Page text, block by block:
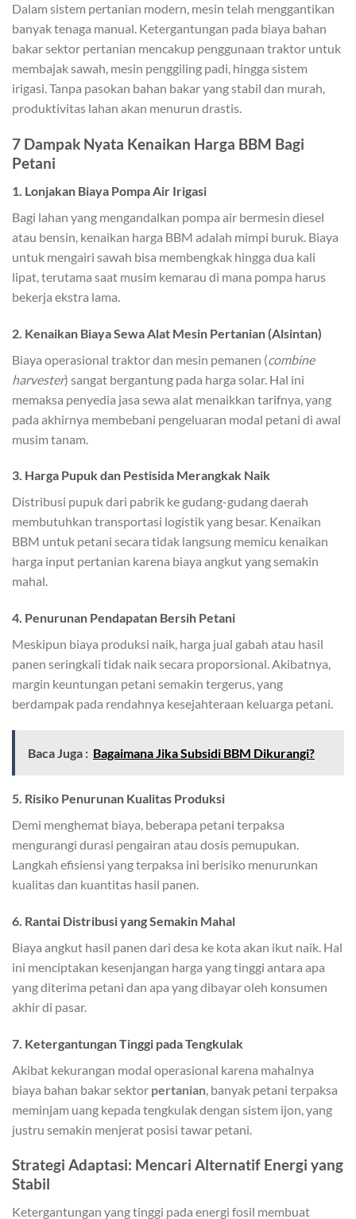
Dalam sistem pertanian modern, mesin telah menggantikan
banyak tenaga manual. Ketergantungan pada biaya bahan
bakar sektor pertanian mencakup penggunaan traktor untuk
membajak sawah, mesin penggiling padi, hingga sistem
irigasi. Tanpa pasokan bahan bakar yang stabil dan murah,
produktivitas lahan akan menurun drastis.
7 Dampak Nyata Kenaikan Harga BBM Bagi
Petani
1. Lonjakan Biaya Pompa Air Irigasi
Bagi lahan yang mengandalkan pompa air bermesin diesel
atau bensin, kenaikan harga BBM adalah mimpi buruk. Biaya
untuk mengairi sawah bisa membengkak hingga dua kali
lipat, terutama saat musim kemarau di mana pompa harus
bekerja ekstra lama.
2. Kenaikan Biaya Sewa Alat Mesin Pertanian (Alsintan)
Biaya operasional traktor dan mesin pemanen (combine
harvester) sangat bergantung pada harga solar. Hal ini
memaksa penyedia jasa sewa alat menaikkan tarifnya, yang
pada akhirnya membebani pengeluaran modal petani di awal
musim tanam.
3. Harga Pupuk dan Pestisida Merangkak Naik
Distribusi pupuk dari pabrik ke gudang-gudang daerah
membutuhkan transportasi logistik yang besar. Kenaikan
BBM untuk petani secara tidak langsung memicu kenaikan
harga input pertanian karena biaya angkut yang semakin
mahal.
4. Penurunan Pendapatan Bersih Petani
Meskipun biaya produksi naik, harga jual gabah atau hasil
panen seringkali tidak naik secara proporsional. Akibatnya,
margin keuntungan petani semakin tergerus, yang
berdampak pada rendahnya kesejahteraan keluarga petani.
Baca Juga : Bagaimana Jika Subsidi BBM Dikurangi?
5. Risiko Penurunan Kualitas Produksi
Demi menghemat biaya, beberapa petani terpaksa
mengurangi durasi pengairan atau dosis pemupukan.
Langkah efisiensi yang terpaksa ini berisiko menurunkan
kualitas dan kuantitas hasil panen.
6. Rantai Distribusi yang Semakin Mahal
Biaya angkut hasil panen dari desa ke kota akan ikut naik. Hal
ini menciptakan kesenjangan harga yang tinggi antara apa
yang diterima petani dan apa yang dibayar oleh konsumen
akhir di pasar.
7. Ketergantungan Tinggi pada Tengkulak
Akibat kekurangan modal operasional karena mahalnya
biaya bahan bakar sektor pertanian , banyak petani terpaksa
meminjam uang kepada tengkulak dengan sistem ijon, yang
justru semakin menjerat posisi tawar petani.
Strategi Adaptasi: Mencari Alternatif Energi yang
Stabil
Ketergantungan yang tinggi pada energi fosil membuat